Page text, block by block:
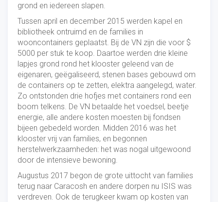
grond en iedereen slapen.
Tussen april en december 2015 werden kapel en
bibliotheek ontruimd en de families in
wooncontainers geplaatst. Bij de VN zijn die voor $
5000 per stuk te koop. Daartoe werden drie kleine
lapjes grond rond het klooster geleend van de
eigenaren, geëgaliseerd, stenen bases gebouwd om
de containers op te zetten, elektra aangelegd, water.
Zo ontstonden drie hofjes met containers rond een
boom telkens. De VN betaalde het voedsel, beetje
energie, alle andere kosten moesten bij fondsen
bijeen gebedeld worden. Midden 2016 was het
klooster vrij van families, en begonnen
herstelwerkzaamheden: het was nogal uitgewoond
door de intensieve bewoning.
Augustus 2017 begon de grote uittocht van families
terug naar Caracosh en andere dorpen nu ISIS was
verdreven. Ook de terugkeer kwam op kosten van